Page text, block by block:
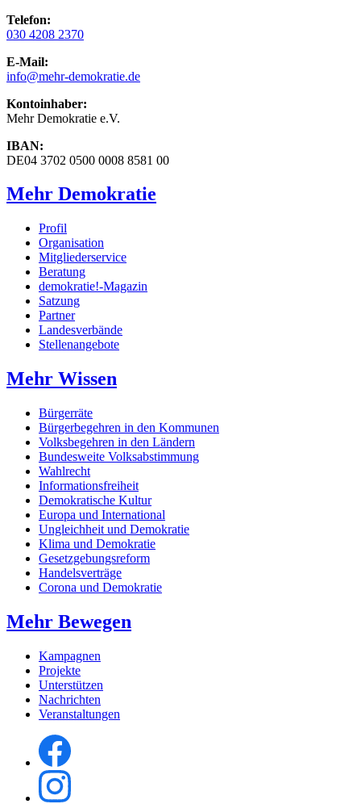
Telefon:
030 4208 2370
E-Mail:
info@mehr-demokratie.de
Kontoinhaber:
Mehr Demokratie e.V.
IBAN:
DE04 3702 0500 0008 8581 00
Mehr Demokratie
Profil
Organisation
Mitgliederservice
Beratung
demokratie!-Magazin
Satzung
Partner
Landesverbände
Stellenangebote
Mehr Wissen
Bürgerräte
Bürgerbegehren in den Kommunen
Volksbegehren in den Ländern
Bundesweite Volksabstimmung
Wahlrecht
Informationsfreiheit
Demokratische Kultur
Europa und International
Ungleichheit und Demokratie
Klima und Demokratie
Gesetzgebungsreform
Handelsverträge
Corona und Demokratie
Mehr Bewegen
Kampagnen
Projekte
Unterstützen
Nachrichten
Veranstaltungen